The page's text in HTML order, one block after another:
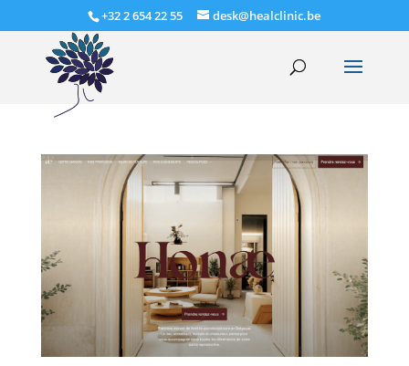
+32 2 654 22 55 desk@healclinic.be